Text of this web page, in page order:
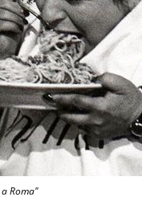
Roma"